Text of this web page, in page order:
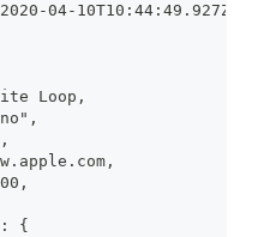
04-10T10:44:49.927Z",
Loop,
{